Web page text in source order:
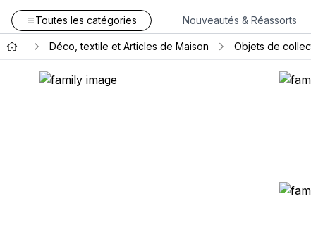
Toutes les catégories Nouveautés & Réassorts
Déco, textile et Articles de Maison Objets de